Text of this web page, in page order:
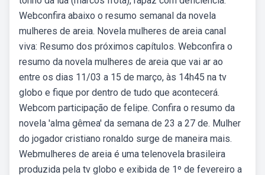
Webconfira abaixo o resumo semanal da novela
mulheres de areia. Novela mulheres de areia canal
viva: Resumo dos próximos capítulos. Webconfira o
resumo da novela mulheres de areia que vai ar ao
entre os dias 11/03 a 15 de março, às 14h45 na tv
globo e fique por dentro de tudo que acontecerá.
Webcom participação de felipe. Confira o resumo da
novela 'alma gêmea' da semana de 23 a 27 de. Mulher
do jogador cristiano ronaldo surge de maneira mais.
Webmulheres de areia é uma telenovela brasileira
produzida pela tv globo e exibida de 1º de fevereiro a